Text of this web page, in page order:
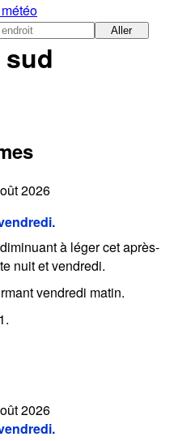
Aller
2026
à léger cet après-
nuit et vendredi.
vendredi matin.
2026